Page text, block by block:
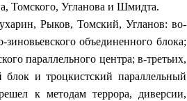
Томского, Угланова и Шмидта.
Рыков, Томский, Угланов: во-
объединенного блока;
параллельного центра; в-третьих,
и троцкистский параллельный
к методам террора, диверсии,